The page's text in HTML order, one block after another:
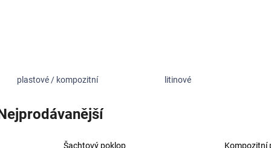
plastové / kompozitní litinové
Šachtový poklop
Kompozitní